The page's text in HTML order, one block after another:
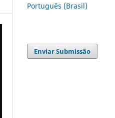
Português (Brasil)
Enviar Submissão